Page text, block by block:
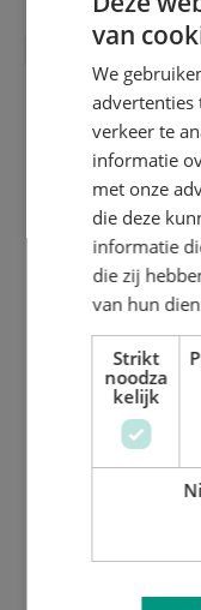
ALU
van
We
advertenties
verkeer te
informatie
met onze
die deze
informatie
die zij
van hun
Strikt
noodza
kelijk